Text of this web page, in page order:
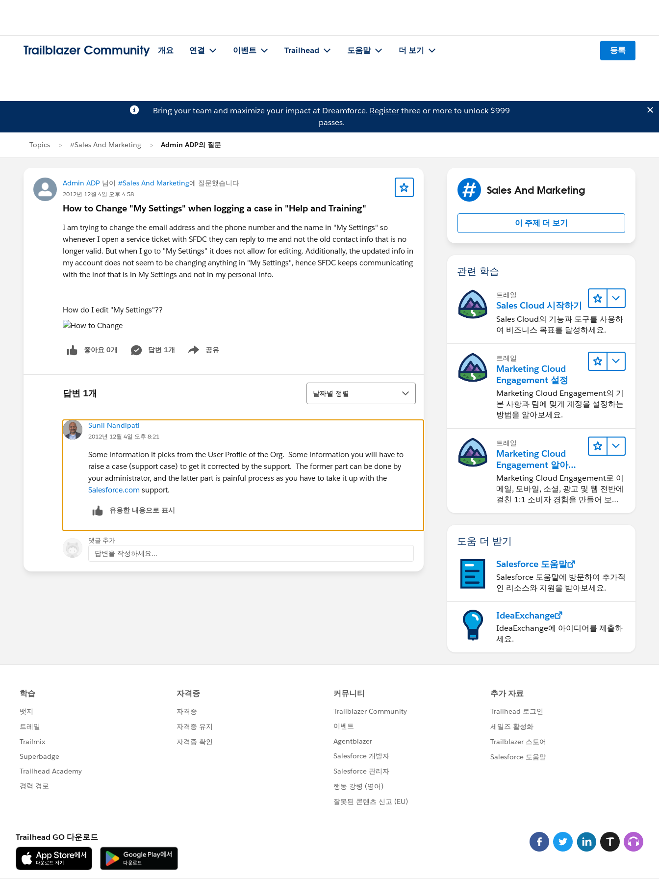
Trailblazer Community 개요 연결 이벤트 Trailhead 도움말 더 보기 등록
Bring your team and maximize your impact at Dreamforce. Registerthree or more to unlock $999
passes.
Topics #Sales And Marketing Admin ADP의 질문
Admin ADP 님이 #Sales And Marketing에 질문했습니다
2012년 12월 4일 오후 4:58
How to Change "My Settings" when logging a case in "Help and Training"
I am trying to change the email address and the phone number and the name in "My Settings" so
whenever I open a service ticket with SFDC they can reply to me and not the old contact info that is no
longer valid. But when I go to "My Settings" it does not allow for editing. Additionally, the updated info in
my account does not seem to be changing anything in "My Settings", hence SFDC keeps communicating
with the inof that is in My Settings and not in my personal info.
How do I edit "My Settings"??
좋아요 0개 답변 1개 공유
Show menu
답변 1개
정렬
날짜별 정렬
Sunil Nandipati
2012년 12월 4일 오후 8:21
Some information it picks from the User Profile of the Org. Some information you will have to
raise a case (support case) to get it corrected by the support. The former part can be done by
your administrator, and the latter part is painful process as you have to take it up with the
Salesforce.com support.
유용한 내용으로 표시
댓글 추가
답변을 작성하세요...
Sales And Marketing
이 주제 더 보기
관련 학습
트레일
Sales Cloud 시작하기
Sales Cloud의 기능과 도구를 사용하
여 비즈니스 목표를 달성하세요.
트레일
Marketing Cloud
Engagement 설정
Marketing Cloud Engagement의 기
본 사항과 팀에 맞게 계정을 설정하는
방법을 알아보세요.
트레일
Marketing Cloud
Engagement 알아보
기
Marketing Cloud Engagement로 이
메일, 모바일, 소셜, 광고 및 웹 전반에
걸친 1:1 소비자 경험을 만들어 보세
도움 더 받기
Salesforce 도움말
Salesforce 도움말에 방문하여 추가적
인 리소스와 지원을 받아보세요.
IdeaExchange
IdeaExchange에 아이디어를 제출하
세요.